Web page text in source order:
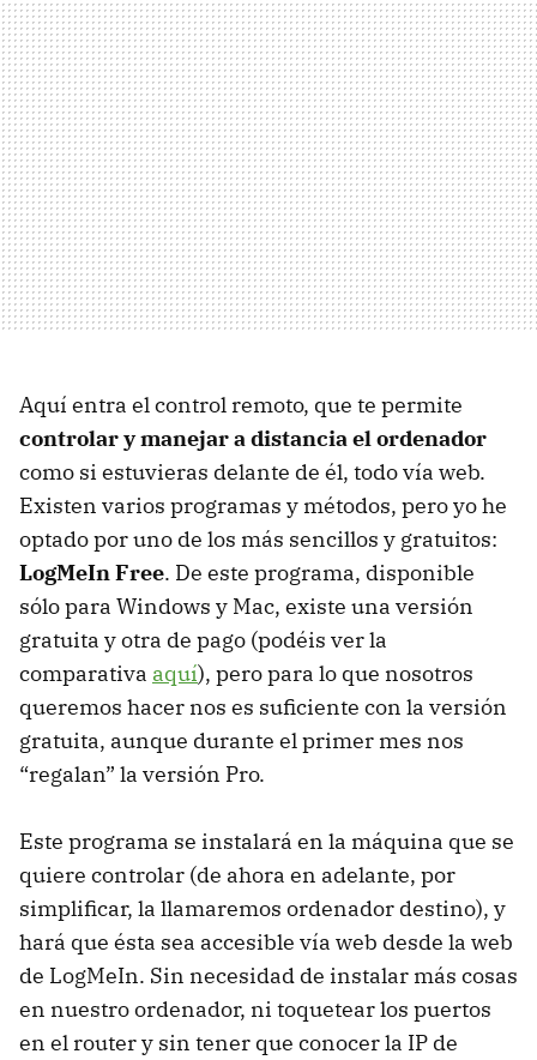
Aquí entra el control remoto, que te permite
controlar y manejar a distancia el ordenador
como si estuvieras delante de él, todo vía web.
Existen varios programas y métodos, pero yo he
optado por uno de los más sencillos y gratuitos:
LogMeIn Free. De este programa, disponible
sólo para Windows y Mac, existe una versión
gratuita y otra de pago (podéis ver la
comparativa aquí), pero para lo que nosotros
queremos hacer nos es suficiente con la versión
gratuita, aunque durante el primer mes nos
“regalan” la versión Pro.
Este programa se instalará en la máquina que se
quiere controlar (de ahora en adelante, por
simplificar, la llamaremos ordenador destino), y
hará que ésta sea accesible vía web desde la web
de LogMeIn. Sin necesidad de instalar más cosas
en nuestro ordenador, ni toquetear los puertos
en el router y sin tener que conocer la IP de